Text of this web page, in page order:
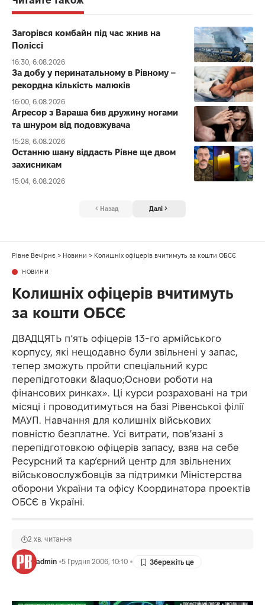
Загорівся комбайн під час жнив на
Поліссі
16:30, 6.08.2026
За добу у перинатальному в Рівному –
рекордна кількість малюків
16:00, 6.08.2026
Агресор з Вараша бив дружину ногами
та шнуром від подовжувача
15:28, 6.08.2026
Останню шану віддасть Рівне ще двом
захисникам
15:04, 6.08.2026
Назад Далі
Рівне Вечірнє > Новини > Колишніх офіцерів вчитимуть за кошти ОБСЄ
НОВИНИ
Колишніх офіцерів вчитимуть
за кошти ОБСЄ
ДВАДЦЯТЬ п’ять офіцерів 13-го армійського
корпусу, які нещодавно були звільнені у запас,
тепер зможуть пройти спеціальний курс
перепідготовки &laquo;Основи роботи на
фінансових ринках». Ці курси розраховані на три
місяці і проводитимуться на базі Рівенської філії
МАУП. Навчання для колишніх військових
повністю безплатне. Усі витрати, пов’язані з
перепідготовкою офіцерів запасу, взяв на себе
Ресурсний та кар’єрний центр для звільнених
військовослужбовців за підтримки Міністерства
оборони України та офісу Координатора проектів
ОБСЄ в Україні.
admin 5 Грудня 2006, 10:10
2 хв. читання